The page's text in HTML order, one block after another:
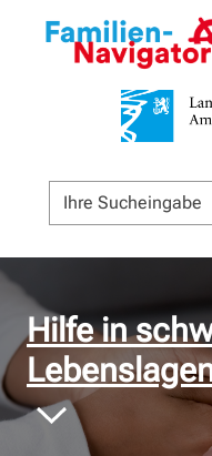
© Bildnachweis
Hilfe in